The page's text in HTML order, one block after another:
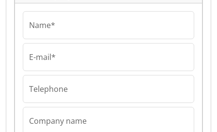
Name*
E-mail*
Telephone
Company name